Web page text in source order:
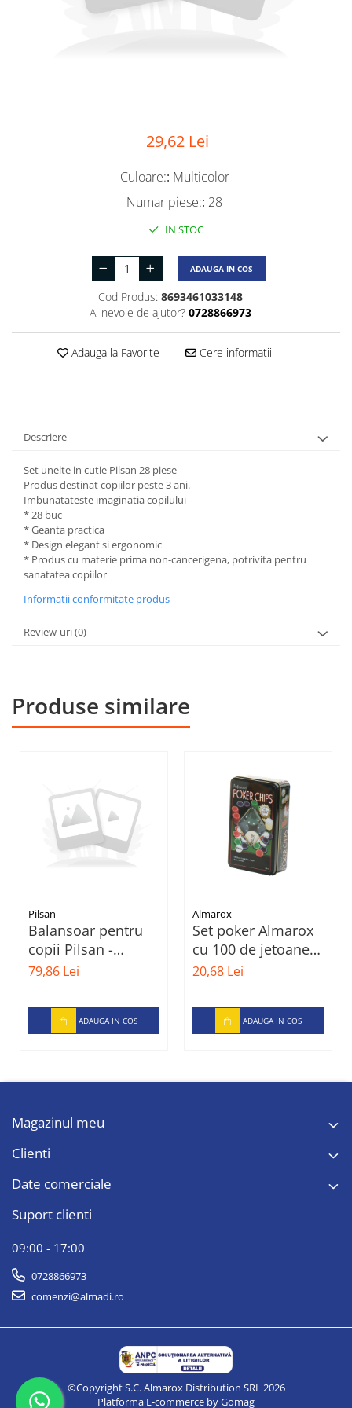
29,62 Lei
Culoare:: Multicolor
Numar piese:: 28
IN STOC
ADAUGA IN COS
Cod Produs: 8693461033148
Ai nevoie de ajutor? 0728866973
Adauga la Favorite Cere informatii
Descriere
Set unelte in cutie Pilsan 28 piese
Produs destinat copiilor peste 3 ani.
Imbunatateste imaginatia copilului
* 28 buc
* Geanta practica
* Design elegant si ergonomic
* Produs cu materie prima non-cancerigena, potrivita pentru
sanatatea copiilor
Informatii conformitate produs
Review-uri(0)
Produse similare
Pilsan
Balansoar pentru
copii Pilsan -
Motocicleta, verde
79,86 Lei
ADAUGA IN COS
Almarox
Set poker Almarox
cu 100 de jetoane,
11,5x5x19
20,68 Lei
ADAUGA IN COS
Magazinul meu
Clienti
Date comerciale
Suport clienti
09:00 - 17:00
0728866973
comenzi@almadi.ro
©Copyright S.C. Almarox Distribution SRL 2026
Platforma E-commerce by Gomag